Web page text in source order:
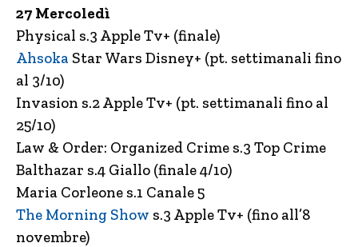
27 Mercoledì
Physical s.3 Apple Tv+ (finale)
Ahsoka Star Wars Disney+ (pt. settimanali fino
al 3/10)
Invasion s.2 Apple Tv+ (pt. settimanali fino al
25/10)
Law & Order: Organized Crime s.3 Top Crime
Balthazar s.4 Giallo (finale 4/10)
Maria Corleone s.1 Canale 5
The Morning Show s.3 Apple Tv+ (fino all’8
novembre)